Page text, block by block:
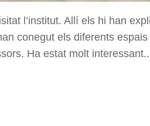
l’institut. Allí els hi han
conegut els diferents
Ha estat molt